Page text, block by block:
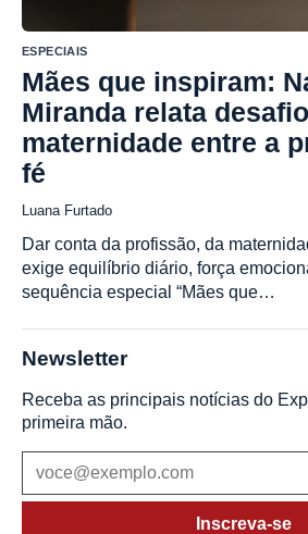
ESPECIAIS
Mães que inspiram:
Miranda relata
maternidade entre a
fé
Luana Furtado
Dar conta da profissão, da
exige equilíbrio diário, força
sequência especial “Mães que…
Newsletter
Receba as principais notícias do
primeira mão.
Inscreva-se